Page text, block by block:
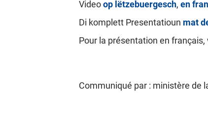
Videoop lëtzebuergesch, en
Di komplett Presentatioun mat
Pour la présentation en
Communiqué par : ministère de